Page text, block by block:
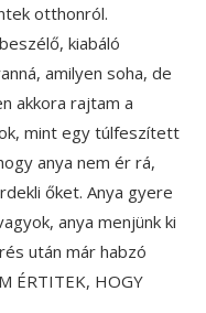
otthonról.
kiabáló
amilyen soha, de
akkora rajtam a
mint egy túlfeszített
anya nem ér rá,
őket. Anya gyere
anya menjünk ki
után már habzó
ÉRTITEK, HOGY